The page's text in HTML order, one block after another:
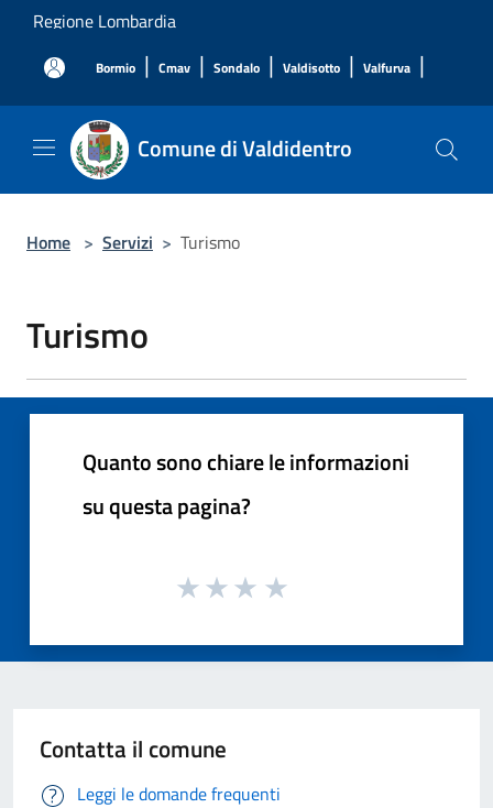
Salta al contenuto principale
Regione Lombardia
Bormio | Cmav | Sondalo | Valdisotto | Valfurva |
Comune di Valdidentro
Home > Servizi > Turismo
Turismo
Quanto sono chiare le informazioni
su questa pagina?
Contatta il comune
Leggi le domande frequenti